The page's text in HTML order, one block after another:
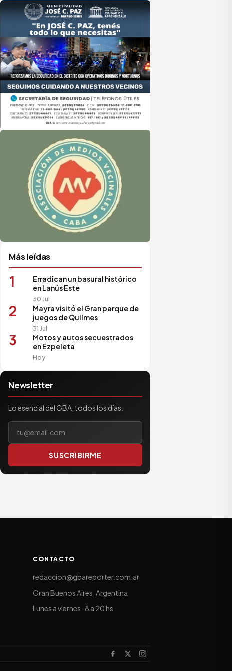
Asociación de Medios Vecinales
Más leídas
1
Erradican un basural histórico
en Lanús Este
30 Jul
2
Mayra visitó el Gran parque de
juegos de Quilmes
31 Jul
3
Motos y autos secuestrados
en Ezpeleta
Hoy
Newsletter
Lo esencial del GBA, todos los días.
Tu correo electrónico
SUSCRIBIRME
CONTACTO
redaccion@gbareporter.com.ar
Gran Buenos Aires, Argentina
Lunes a viernes · 8 a 20 hs